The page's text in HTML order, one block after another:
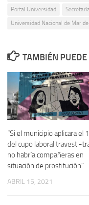
Portal Universidad
Universidad Nacional de Mar
TAMBIÉN PUEDE
“Si el municipio aplicara el
del cupo laboral travesti-
no habría compañeras en
situación de prostitución”
ABRIL 15, 2021